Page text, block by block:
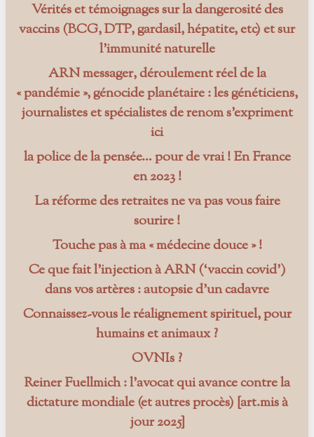
Vérités et témoignages sur la dangerosité des
vaccins (BCG, DTP, gardasil, hépatite, etc) et sur
l’immunité naturelle
ARN messager, déroulement réel de la
« pandémie », génocide planétaire : les généticiens,
journalistes et spécialistes de renom s’expriment
ici
la police de la pensée… pour de vrai ! En France
en 2023 !
La réforme des retraites ne va pas vous faire
sourire !
Touche pas à ma « médecine douce » !
Ce que fait l’injection à ARN (‘vaccin covid’)
dans vos artères : autopsie d’un cadavre
Connaissez-vous le réalignement spirituel, pour
humains et animaux ?
OVNIs ?
Reiner Fuellmich : l’avocat qui avance contre la
dictature mondiale (et autres procès) [art.mis à
jour 2025]